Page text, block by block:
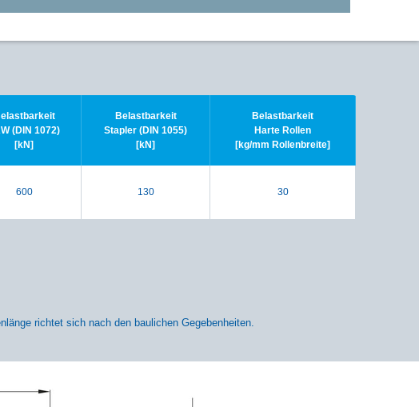
(DIN 1072)
[kN]
Belastbarkeit
Stapler (DIN 1055)
[kN]
Belastbarkeit
Harte Rollen
[kg/mm Rollenbreite]
600 130 30
richtet sich nach den baulichen Gegebenheiten.